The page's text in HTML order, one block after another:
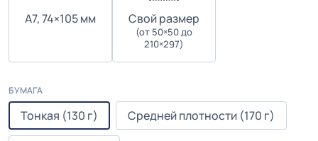
А7, 74×105 мм Cвой размер
(от 50×50 до
210×297)
БУМАГА
Тонкая (130 г) Средней плотности (170 г)